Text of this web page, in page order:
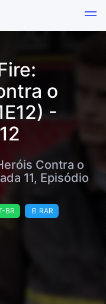
o
-
Contra o
11, Episódio
BR 📄 RAR